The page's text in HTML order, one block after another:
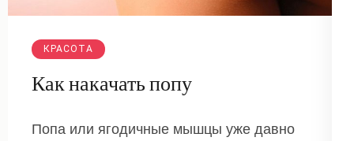
КРАСОТА
Как накачать попу
Попа или ягодичные мышцы уже давно